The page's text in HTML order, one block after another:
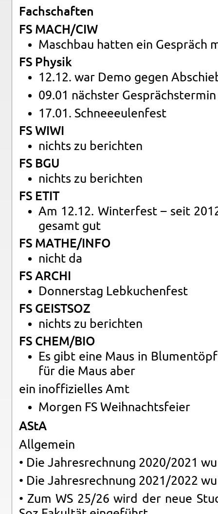
Fach­schaf­ten
FS MACH/CIW
Masch­bau hat­ten ein Ge­spräch
FS Phy­sik
12.12. war Demo gegen
09.01 nächs­ter
17.01. Schnee­e­ulen­fest
FS WIWI
nichts zu be­rich­ten
FS BGU
nichts zu be­rich­ten
FS ETIT
Am 12.12. Win­ter­fest – seit
ge­samt gut
FS MATHE/INFO
nicht da
FS ARCHI
Don­ners­tag Leb­ku­chen­fest
FS GEIST­SOZ
nichts zu be­rich­ten
FS CHEM/BIO
Es gibt eine Maus in
für die Maus aber
ein in­of­fi­zi­el­les Amt
Mor­gen FS Weih­nachts­fei­er
AStA
All­ge­mein
• Die Jah­res­rech­nung 2020/2021
• Die Jah­res­rech­nung 2021/2022
• Zum WS 25/26 wird der neue